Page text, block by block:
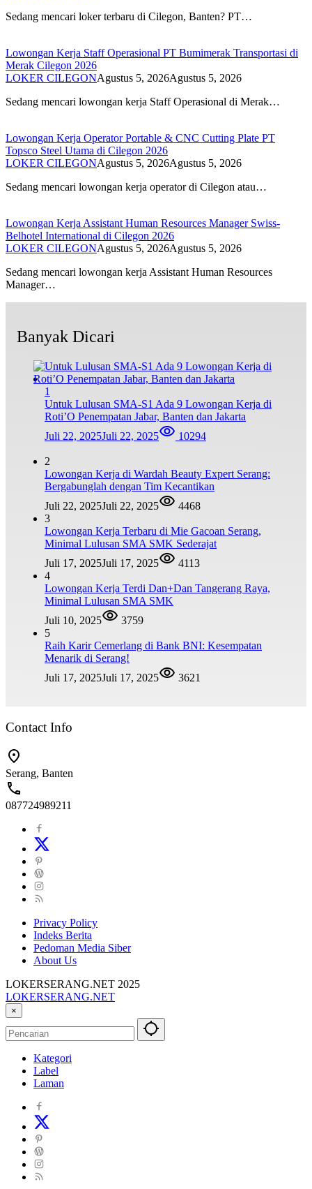
Sedang mencari loker terbaru di Cilegon, Banten? PT…
Lowongan Kerja Staff Operasional PT Bumimerak Transportasi di
Merak Cilegon 2026
LOKER CILEGONAgustus 5, 2026Agustus 5, 2026
Sedang mencari lowongan kerja Staff Operasional di Merak…
Lowongan Kerja Operator Portable & CNC Cutting Plate PT
Topsco Steel Utama di Cilegon 2026
LOKER CILEGONAgustus 5, 2026Agustus 5, 2026
Sedang mencari lowongan kerja operator di Cilegon atau…
Lowongan Kerja Assistant Human Resources Manager Swiss-
Belhotel International di Cilegon 2026
LOKER CILEGONAgustus 5, 2026Agustus 5, 2026
Sedang mencari lowongan kerja Assistant Human Resources
Manager…
Banyak Dicari
1
Untuk Lulusan SMA-S1 Ada 9 Lowongan Kerja di
Roti’O Penempatan Jabar, Banten dan Jakarta
Juli 22, 2025Juli 22, 2025 10294
2
Lowongan Kerja di Wardah Beauty Expert Serang:
Bergabunglah dengan Tim Kecantikan
Juli 22, 2025Juli 22, 2025
4468
3
Lowongan Kerja Terbaru di Mie Gacoan Serang,
Minimal Lulusan SMA SMK Sederajat
Juli 17, 2025Juli 17, 2025
4113
4
Lowongan Kerja Terdi Dan+Dan Tangerang Raya,
Minimal Lulusan SMA SMK
Juli 10, 2025
3759
5
Raih Karir Cemerlang di Bank BNI: Kesempatan
Menarik di Serang!
Juli 17, 2025Juli 17, 2025 3621
Contact Info
Serang, Banten
087724989211
Privacy Policy
Indeks Berita
Pedoman Media Siber
About Us
LOKERSERANG.NET 2025
LOKERSERANG.NET
Info
Lowongan
Kerja
Sekitarnya
×
Kategori
Label
Laman